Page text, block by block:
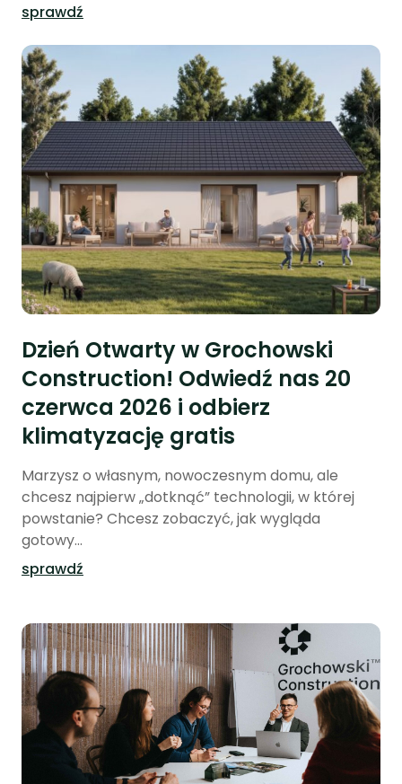
sprawdź
Dzień Otwarty w Grochowski
Construction! Odwiedź nas 20
czerwca 2026 i odbierz
klimatyzację gratis
Marzysz o własnym, nowoczesnym domu, ale
chcesz najpierw „dotknąć” technologii, w której
powstanie? Chcesz zobaczyć, jak wygląda
gotowy...
sprawdź